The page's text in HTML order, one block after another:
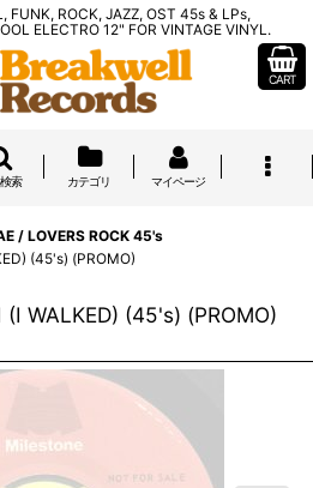
FUNK, ROCK, JAZZ, OST 45s & LPs,
ELECTRO 12" FOR VINTAGE VINYL.
CART
索 カテゴリ マイページ
/ LOVERS ROCK 45's
(45's) (PROMO)
(I WALKED) (45's) (PROMO)